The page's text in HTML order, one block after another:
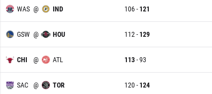
WAS @ IND 106- 121
GSW @ HOU 112- 129
CHI @ ATL 113-93
SAC @ TOR 120- 124